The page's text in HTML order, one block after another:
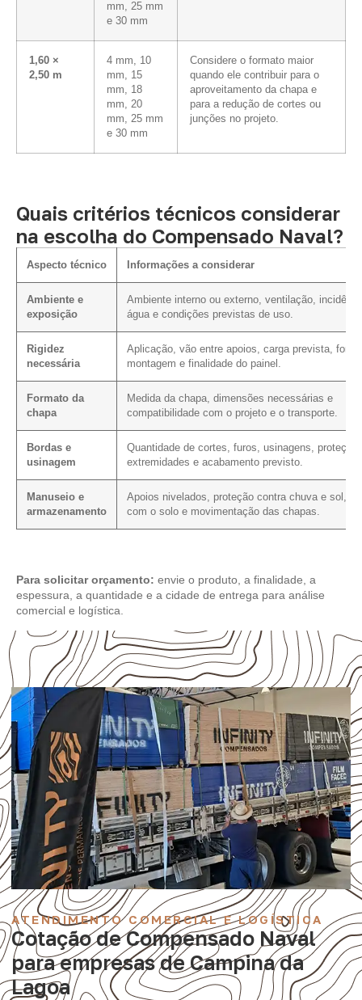
mm, 25 mm
e 30 mm
1,60 ×
2,50 m
4 mm, 10
mm, 15
mm, 18
mm, 20
mm, 25 mm
e 30 mm
Considere o formato maior
quando ele contribuir para o
aproveitamento da chapa e
para a redução de cortes ou
junções no projeto.
Quais critérios técnicos considerar
na escolha do Compensado Naval?
Aspecto técnico Informações a considerar
Ambiente e
exposição
Ambiente interno ou externo, ventilação,
água e condições previstas de uso.
Rigidez
necessária
Aplicação, vão entre apoios, carga prevista,
montagem e finalidade do painel.
Formato da
chapa
Medida da chapa, dimensões necessárias e
compatibilidade com o projeto e o transporte.
Bordas e
usinagem
Quantidade de cortes, furos, usinagens, proteção
extremidades e acabamento previsto.
Manuseio e
armazenamento
Apoios nivelados, proteção contra chuva e sol,
com o solo e movimentação das chapas.
Para solicitar orçamento: envie o produto, a finalidade, a
espessura, a quantidade e a cidade de entrega para análise
comercial e logística.
ATENDIMENTO COMERCIAL E LOGÍSTICA
Cotação de Compensado Naval
para empresas de Campina da
Lagoa